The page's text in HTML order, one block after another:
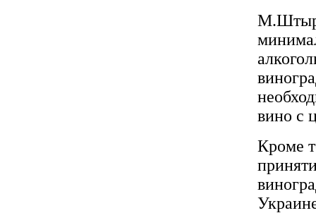
вино с
Кроме